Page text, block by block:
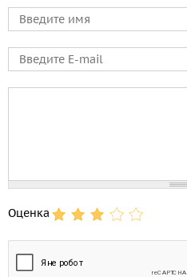
Имя
E-mail
Оценка